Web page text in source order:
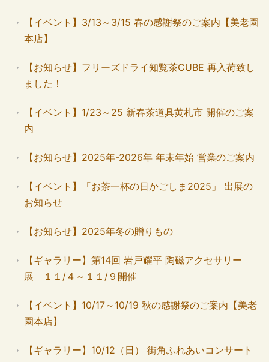
【イベント】3/13～3/15 春の感謝祭のご案内【美老園
本店】
【お知らせ】フリーズドライ知覧茶CUBE 再入荷致し
ました！
【イベント】1/23～25 新春茶道具黄札市 開催のご案
内
【お知らせ】2025年-2026年 年末年始 営業のご案内
【イベント】「お茶一杯の日かごしま2025」 出展の
お知らせ
【お知らせ】2025年冬の贈りもの
【ギャラリー】第14回 岩戸耀平 陶磁アクセサリー
展 １１/４～１１/９開催
【イベント】10/17～10/19 秋の感謝祭のご案内【美老
園本店】
【ギャラリー】10/12（日） 街角ふれあいコンサート